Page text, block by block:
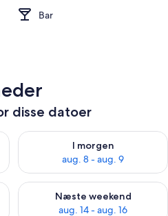
Bar
disse datoer
aug. 7 - aug. 8
I morgen
aug. 8 - aug. 9
Tjek tilgængelighed for i
weekend aug. 7 - aug. 9
Næste weekend
aug. 14 - aug. 16
Tjek tilgængelighed for næste